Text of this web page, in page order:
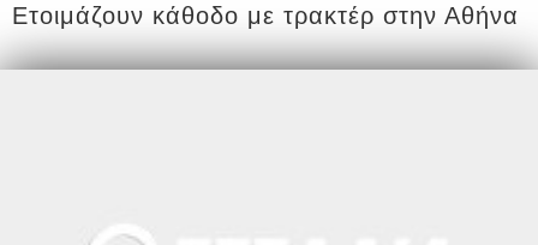
Ετοιμάζουν κάθοδο με τρακτέρ στην Αθήνα